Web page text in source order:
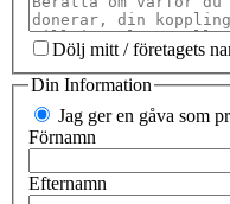
Dölj mitt / företagets
Din Information
Jag ger en gåva som
Förnamn
Efternamn